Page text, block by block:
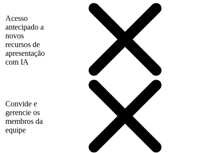
Acesso
antecipado a
novos
recursos de
apresentação
com IA
Convide e
gerencie os
membros da
equipe